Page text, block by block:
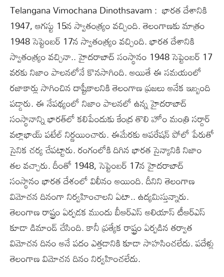
Telangana Vimochana Dinothsavam : భారత దేశానికి
1947, ఆగస్టు 15న స్వాతంత్య్రం వచ్చింది. తెలంగాణకు మాత్రం
1948 సెప్టెంబర్‌ 17న స్వాతంత్య్రం వచ్చింది. భారత దేశానికి
స్వాతంత్య్రం వచ్చినా.. హైదరాబాద్‌ సంస్థానం 1948 సెప్టెంబర్‌ 17
వరకు నిజాం పాలనలోనే కొనసాగింది. అయితే ఈ సమయంలో
రజాకార్లు సాగించిన దాష్టీకాలనికి తెలంగాణ ప్రజలు అనేక ఇబ్బంది
పడ్డారు. ఈ నేపథ్యంలో నిజాం పాలనలో ఉన్న హైదరాబాద్‌
సంస్థానాన్ని భారత్‌లో కలిపేందుకు కేంద్ర తొలి హోం మంత్రి సర్దార్‌
వల్లాభాయ్‌ పటేల్‌ నిర్ణయించారు. ఈమేరకు ఆపరేషన్‌ పోలో పేరుతో
సైనిక చర్య చేపట్టారు. రంగంలోకి దిగిన భారత సైన్యానికి నిజాం
తల వచ్చారు. దీంతో 1948, సెప్టెంబర్‌ 17న హైదరాబాద్‌
సంస్థానం భారత దేశంలో విలీనం అయింది. దీనిని తెలంగాణ
విమోచన దినంగా నిర్వహించాలని ఏటా.. ఉద్యమిస్తున్నారు.
తెలంగాణ రాష్ట్రం ఏర్పడక ముందు బీఆర్‌ఎస్‌ అలియాస్‌ టీఆర్‌ఎస్‌
కూడా డిమాండ్‌ చేసింది. కానీ ప్రత్యేక రాష్ట్రం ఏర్పడిన తర్వాత
విమోచన దినం అనే పదం ఎత్తడానికి కూడా సాహసించలేదు. పదేళ్లు
తెలంగాణ విమోచన దినం నిర్వహించలేదు.